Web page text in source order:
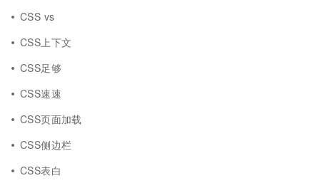
CSS vs
CSS上下文
CSS足够
CSS速速
CSS页面加载
CSS侧边栏
CSS表白